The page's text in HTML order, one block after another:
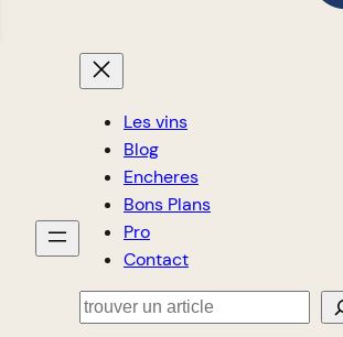
Les vins
Blog
Encheres
Bons Plans
Pro
Contact
Rechercher